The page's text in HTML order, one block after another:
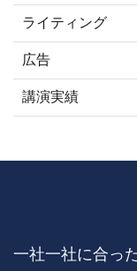
ライティング
広告
講演実績
一社一社に合っ